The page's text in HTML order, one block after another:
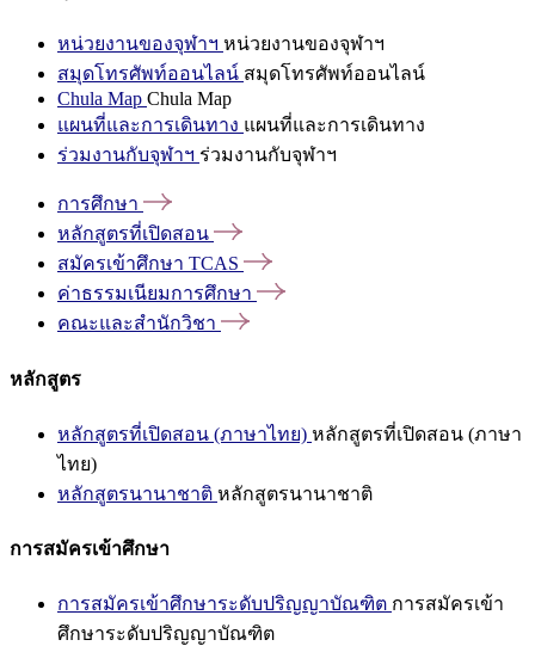
หน่วยงานของจุฬาฯ หน่วยงานของจุฬาฯ
สมุดโทรศัพท์ออนไลน์ สมุดโทรศัพท์ออนไลน์
Chula Map Chula Map
แผนที่และการเดินทาง แผนที่และการเดินทาง
ร่วมงานกับจุฬาฯ ร่วมงานกับจุฬาฯ
การศึกษา
หลักสูตรที่เปิดสอน
สมัครเข้าศึกษา TCAS
ค่าธรรมเนียมการศึกษา
คณะและสำนักวิชา
หลักสูตร
หลักสูตรที่เปิดสอน (ภาษาไทย) หลักสูตรที่เปิดสอน (ภาษา
ไทย)
หลักสูตรนานาชาติ หลักสูตรนานาชาติ
การสมัครเข้าศึกษา
การสมัครเข้าศึกษาระดับปริญญาบัณฑิต การสมัครเข้า
ศึกษาระดับปริญญาบัณฑิต